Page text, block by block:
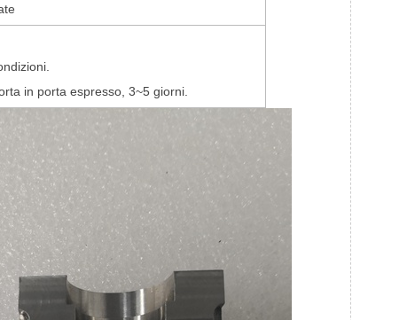
in porta espresso, 3~5 giorni.